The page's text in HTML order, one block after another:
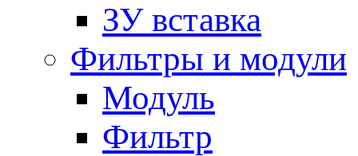
ЗУ вставка
Фильтры и модули
Модуль
Фильтр